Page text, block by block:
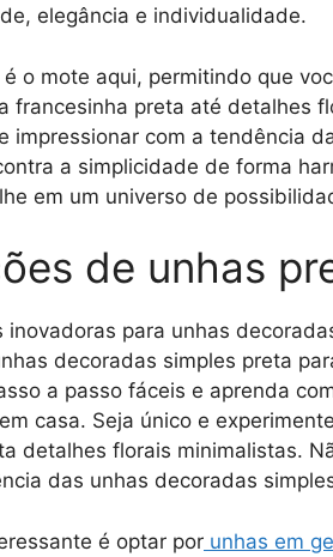
elegância e individualidade.
o mote aqui, permitindo que
francesinha preta até detalhes
impressionar com a tendência
a simplicidade de forma
em um universo de
de unhas
inovadoras para unhas
decoradas simples preta
a passo fáceis e aprenda
casa. Seja único e
detalhes florais minimalistas.
das unhas decoradas
é optar por unhas em